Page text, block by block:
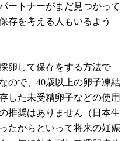
ートナーがまだ見つかって
存を考える人もいるよう
卵して保存をする方法で
ので、40歳以上の卵子凍結
した未受精卵子などの使用
推奨はありません（日本生
たからといって将来の妊娠